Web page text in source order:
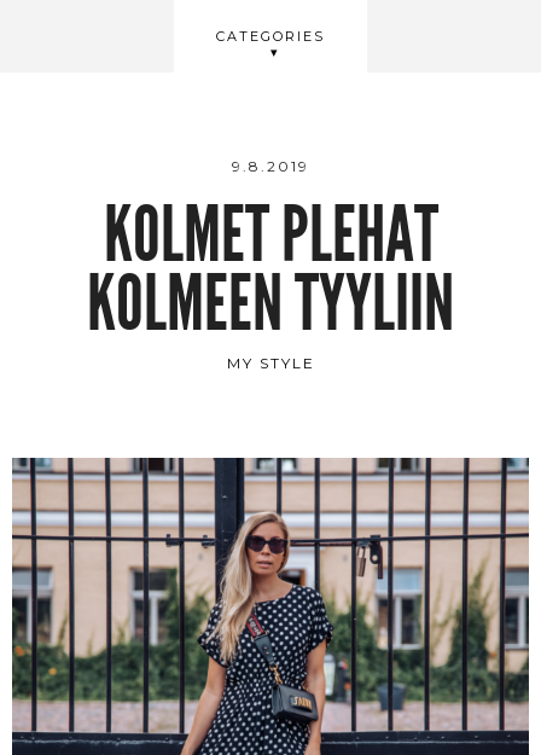
CATEGORIES
BEAUTY
9.8.2019
KOLMET PLEHAT
KOLMEEN TYYLIIN
MY STYLE